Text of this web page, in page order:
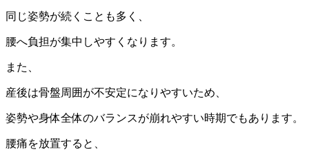
同じ姿勢が続くことも多く、
腰へ負担が集中しやすくなります。
また、
産後は骨盤周囲が不安定になりやすいため、
姿勢や身体全体のバランスが崩れやすい時期でもあります。
腰痛を放置すると、